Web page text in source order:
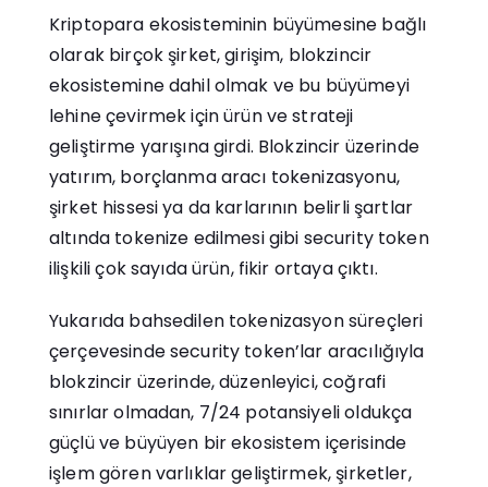
Kriptopara ekosisteminin büyümesine bağlı
olarak birçok şirket, girişim, blokzincir
ekosistemine dahil olmak ve bu büyümeyi
lehine çevirmek için ürün ve strateji
geliştirme yarışına girdi. Blokzincir üzerinde
yatırım, borçlanma aracı tokenizasyonu,
şirket hissesi ya da karlarının belirli şartlar
altında tokenize edilmesi gibi security token
ilişkili çok sayıda ürün, fikir ortaya çıktı.
Yukarıda bahsedilen tokenizasyon süreçleri
çerçevesinde security token’lar aracılığıyla
blokzincir üzerinde, düzenleyici, coğrafi
sınırlar olmadan, 7/24 potansiyeli oldukça
güçlü ve büyüyen bir ekosistem içerisinde
işlem gören varlıklar geliştirmek, şirketler,